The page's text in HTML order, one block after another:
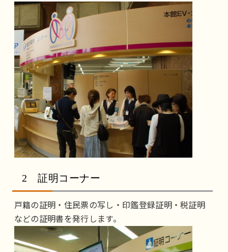
2 証明コーナー
戸籍の証明・住民票の写し・印鑑登録証明・税証明
などの証明書を発行します。